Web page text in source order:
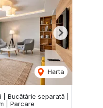
Harta
Next
Bucătărie separată |
| Parcare